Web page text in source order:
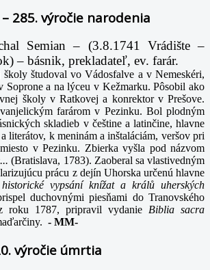
285. výročie narodenia
Semian – (3.8.1741 Vrádište –
– básnik, prekladateľ, ev. farár.
študoval vo Vádosfalve a v Nemeskéri,
Soprone a na lýceu v Kežmarku. Pôsobil ako
školy v Ratkovej a konrektor v Prešove.
farárom v Pezinku. Bol plodným
skladieb v češtine a latinčine, hlavne
literátov, k meninám a inštaláciám, veršov pri
v Pezinku. Zbierka vyšla pod názvom
(Bratislava, 1783). Zaoberal sa vlastivedným
prácu z dejín Uhorska určenú hlavne
vypsání knížat a králů uherských
duchovnými piesňami do Tranovského
roku 1787, pripravil vydanie Biblia sacra
- MM-
výročie úmrtia